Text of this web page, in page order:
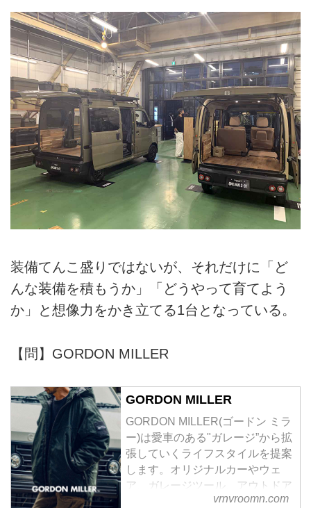
装備てんこ盛りではないが、それだけに「ど
んな装備を積もうか」「どうやって育てよう
か」と想像力をかき立てる1台となっている。
【問】GORDON MILLER
GORDON MILLER
GORDON MILLER(ゴードン ミラ
ー)は愛車のある"ガレージ”から拡
張していくライフスタイルを提案
します。オリジナルカーやウェ
ア、ガレージツール、アウトドア
ギアなどを販売。vrnvroomn.com